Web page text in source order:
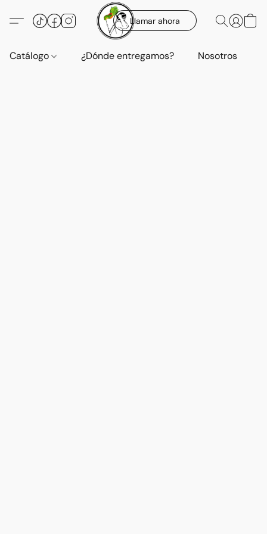
Llamar ahora
Catálogo ¿Dónde entregamos? Nosotros